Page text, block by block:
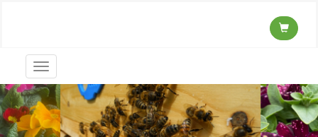
Menu